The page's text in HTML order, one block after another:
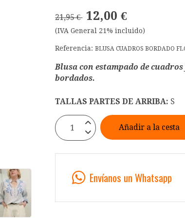
21,95 € 12,00 €
(IVA General 21% incluido)
Referencia:BLUSA CUADROS BORDADO
Blusa con estampado de
bordados.
TALLAS PARTES DE ARRIBA: S
Añadir a la cesta
Envíanos un Whatsapp